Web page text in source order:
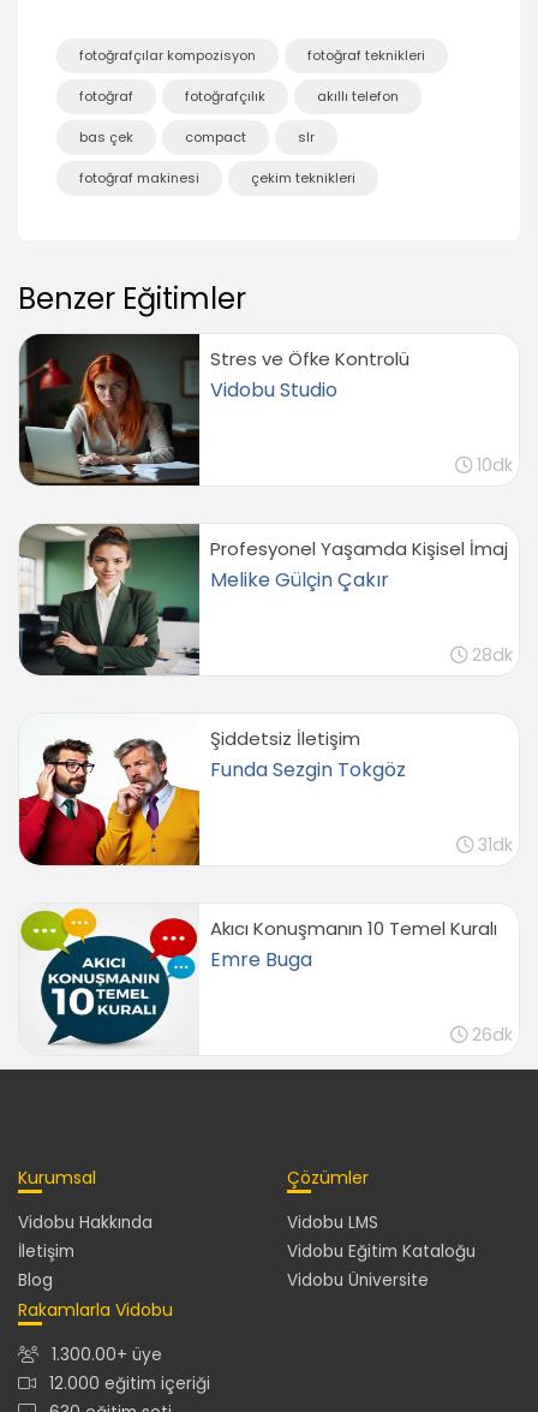
Çizgiler
Çizgileri Kullanmak, Diagonal Çizgiler ve S
Çizgiler
Ritim, Doku, Desen
Doku
Desen
04:38
Zıtlık (Kontrast)
Genel Olarak Zıtlık
02:02
Renk-Boyut-Farklı Örnekler
02:59
Çerçeveleme
Çerçeveleme Örnekleri
02:27
Objeler Üzerinden Çerçeveleme
01:05
Bindirme Yapmamak
Konuyu Belirginleştirmek
Genel Değerlendirme ve ipuçları
Kompozisyon Kurallarını Birarada Kullanmak
01:25
Kuralları Yıkmak
03:42
01:40
fotoğrafçılar kompozisyon fotoğraf teknikleri
fotoğraf fotoğrafçılık akıllı telefon
bas çek compact slr
fotoğraf makinesi çekim teknikleri
Benzer Eğitimler
Stres ve Öfke Kontrolü
Vidobu Studio
10dk
Profesyonel Yaşamda Kişisel İmaj
Melike Gülçin Çakır
28dk
Şiddetsiz İletişim
Funda Sezgin Tokgöz
31dk
Akıcı Konuşmanın 10 Temel Kuralı
Emre Buga
26dk
Kurumsal
Vidobu Hakkında
İletişim
Blog
Çözümler
Vidobu LMS
Vidobu Eğitim Kataloğu
Vidobu Üniversite
Rakamlarla Vidobu
1.300.00+ üye
12.000 eğitim içeriği